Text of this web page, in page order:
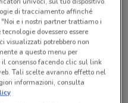
di tracciamento affinché
e i nostri partner trattiamo i
dovessero essere
visualizzati potrebbero non
a questo menu per
consenso facendo clic sul link
Tali scelte avranno effetto nel
informazioni, consulta